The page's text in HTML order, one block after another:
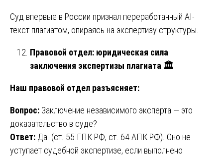
Суд впервые в России признал переработанный AI-
текст плагиатом, опираясь на экспертизу структуры.
Правовой отдел: юридическая сила
заключения экспертизы плагиата 🏛
Наш правовой отдел разъясняет:
Вопрос: Заключение независимого эксперта — это
доказательство в суде?
Ответ: Да. (ст. 55 ГПК РФ, ст. 64 АПК РФ). Оно не
уступает судебной экспертизе, если выполнено